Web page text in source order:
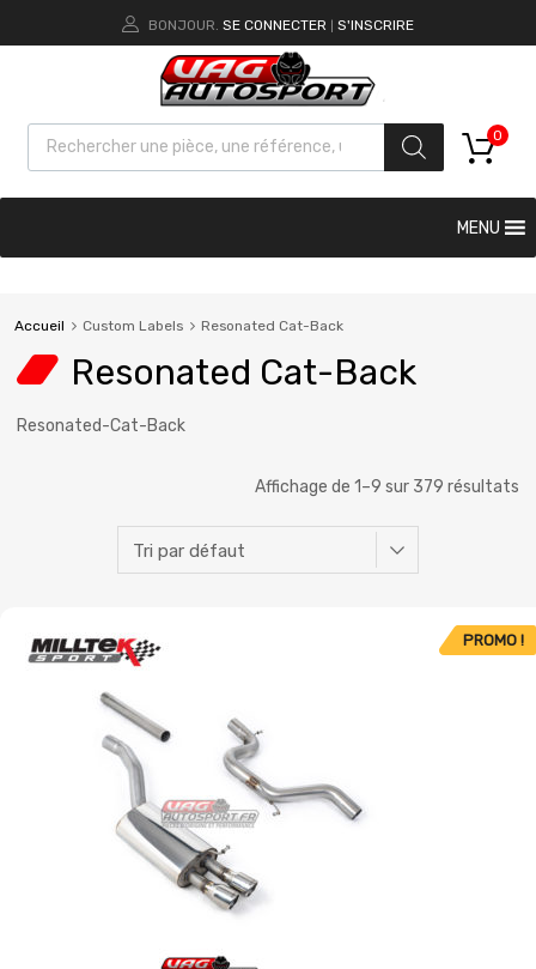
BONJOUR. SE CONNECTER S'INSCRIRE
0
MENU
Accueil Custom Labels Resonated Cat-Back
Resonated Cat-Back
Resonated-Cat-Back
Affichage de 1–9 sur 379 résultats
PROMO !